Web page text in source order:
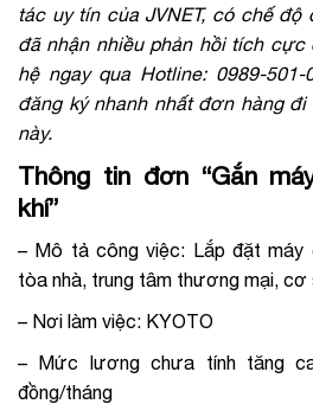
tác uy tín của JVNET, có chế
đã nhận nhiều phản hồi tích
hệ ngay qua Hotline: 0989-
đăng ký nhanh nhất đơn hàng
này.
Thông tin đơn “Gắn
khí”
– Mô tả công việc: Lắp đặt máy
tòa nhà, trung tâm thương mại,
– Nơi làm việc: KYOTO
– Mức lương chưa tính tăng
đồng/tháng